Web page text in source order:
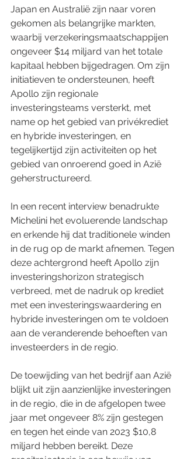
Japan en Australië zijn naar voren
gekomen als belangrijke markten,
waarbij verzekeringsmaatschappijen
ongeveer $14 miljard van het totale
kapitaal hebben bijgedragen. Om zijn
initiatieven te ondersteunen, heeft
Apollo zijn regionale
investeringsteams versterkt, met
name op het gebied van privékrediet
en hybride investeringen, en
tegelijkertijd zijn activiteiten op het
gebied van onroerend goed in Azië
geherstructureerd.
In een recent interview benadrukte
Michelini het evoluerende landschap
en erkende hij dat traditionele winden
in de rug op de markt afnemen. Tegen
deze achtergrond heeft Apollo zijn
investeringshorizon strategisch
verbreed, met de nadruk op krediet
met een investeringswaardering en
hybride investeringen om te voldoen
aan de veranderende behoeften van
investeerders in de regio.
De toewijding van het bedrijf aan Azië
blijkt uit zijn aanzienlijke investeringen
in de regio, die in de afgelopen twee
jaar met ongeveer 8% zijn gestegen
en tegen het einde van 2023 $10,8
miljard hebben bereikt. Deze